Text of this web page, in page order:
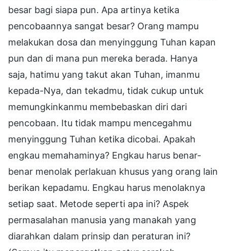
besar bagi siapa pun. Apa artinya ketika
pencobaannya sangat besar? Orang mampu
melakukan dosa dan menyinggung Tuhan kapan
pun dan di mana pun mereka berada. Hanya
saja, hatimu yang takut akan Tuhan, imanmu
kepada-Nya, dan tekadmu, tidak cukup untuk
memungkinkanmu membebaskan diri dari
pencobaan. Itu tidak mampu mencegahmu
menyinggung Tuhan ketika dicobai. Apakah
engkau memahaminya? Engkau harus benar-
benar menolak perlakuan khusus yang orang lain
berikan kepadamu. Engkau harus menolaknya
setiap saat. Metode seperti apa ini? Aspek
permasalahan manusia yang manakah yang
diarahkan dalam prinsip dan peraturan ini?